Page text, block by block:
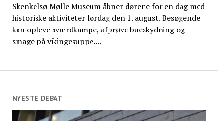
Skenkelsø Mølle Museum åbner dørene for en dag med
historiske aktiviteter lørdag den 1. august. Besøgende
kan opleve sværdkampe, afprøve bueskydning og
smage på vikingesuppe....
NYESTE DEBAT